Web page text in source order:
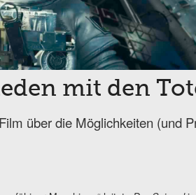
mit den
über die Möglichkeiten (und